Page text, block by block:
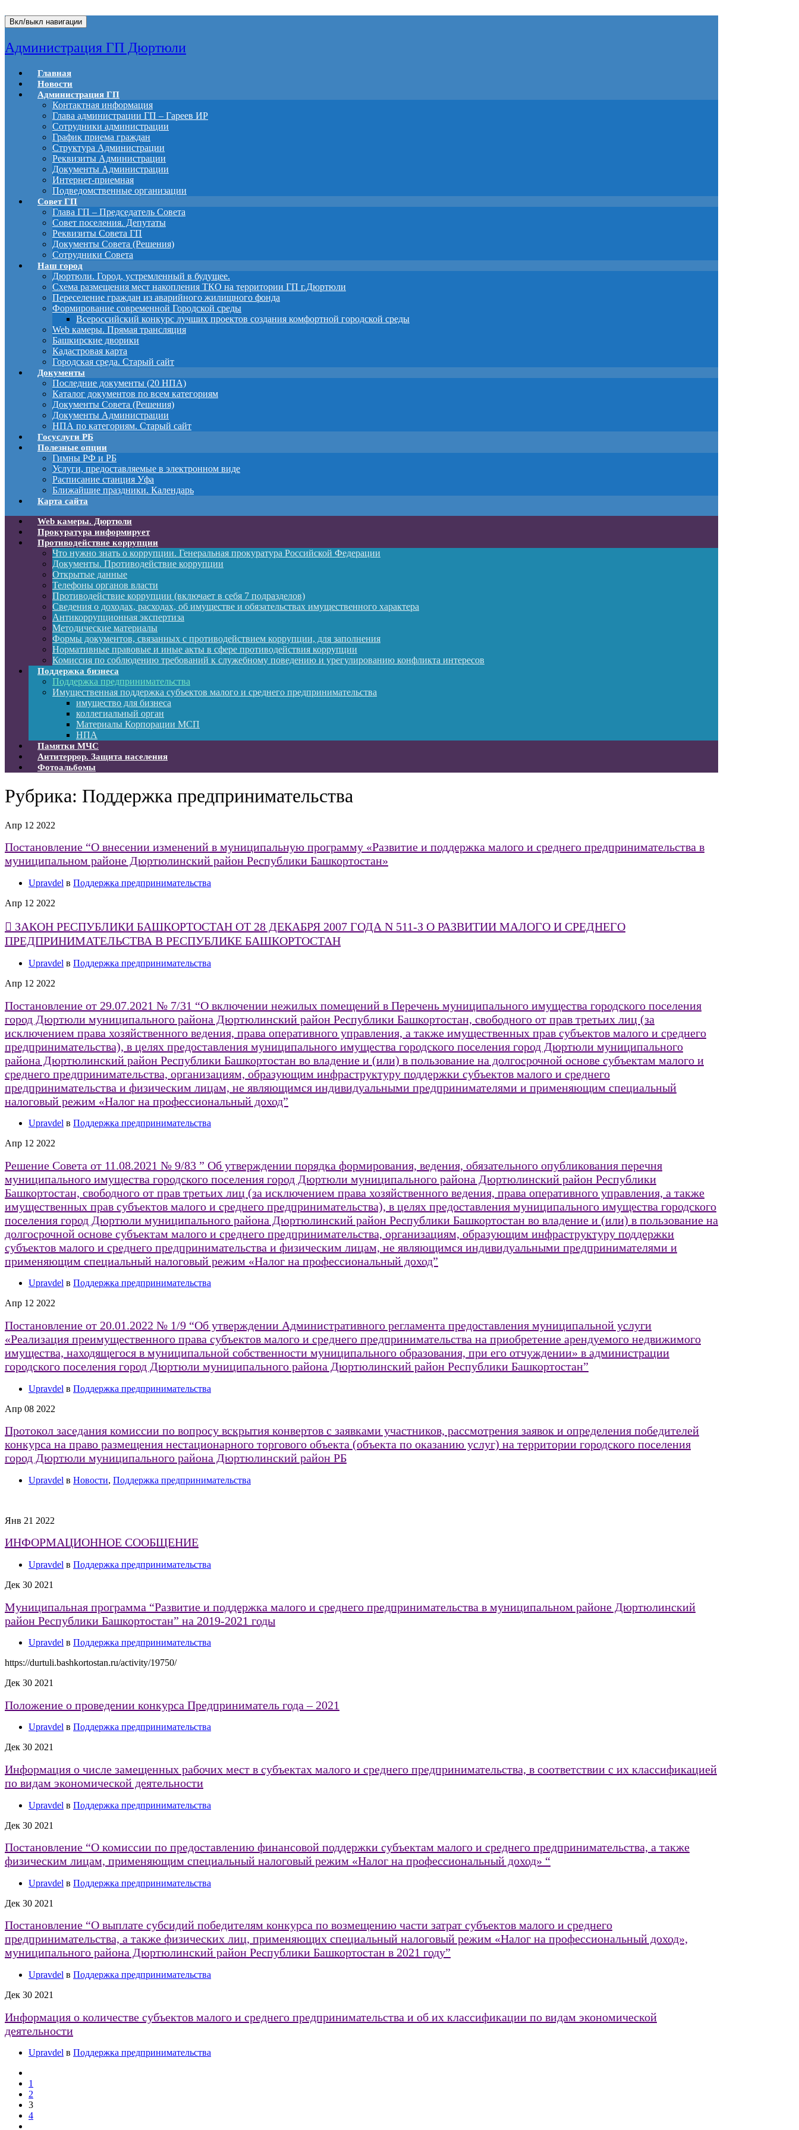
Вкл/выкл навигации
Администрация ГП Дюртюли
Главная
Новости
Администрация ГП
Контактная информация
Глава администрации ГП – Гареев ИР
Сотрудники администрации
График приема граждан
Структура Администрации
Реквизиты Администрации
Документы Администрации
Интернет-приемная
Подведомственные организации
Совет ГП
Глава ГП – Председатель Совета
Совет поселения. Депутаты
Реквизиты Совета ГП
Документы Совета (Решения)
Сотрудники Совета
Наш город
Дюртюли. Город, устремленный в будущее.
Схема размещения мест накопления ТКО на территории ГП г.Дюртюли
Переселение граждан из аварийного жилищного фонда
Формирование современной Городской среды
Всероссийский конкурс лучших проектов создания комфортной городской среды
Web камеры. Прямая трансляция
Башкирские дворики
Кадастровая карта
Городская среда. Старый сайт
Документы
Последние документы (20 НПА)
Каталог документов по всем категориям
Документы Совета (Решения)
Документы Администрации
НПА по категориям. Старый сайт
Госуслуги РБ
Полезные опции
Гимны РФ и РБ
Услуги, предоставляемые в электронном виде
Расписание станция Уфа
Ближайшие праздники. Календарь
Карта сайта
Web камеры. Дюртюли
Прокуратура информирует
Противодействие коррупции
Что нужно знать о коррупции. Генеральная прокуратура Российской Федерации
Документы. Противодействие коррупции
Открытые данные
Телефоны органов власти
Противодействие коррупции (включает в себя 7 подразделов)
Сведения о доходах, расходах, об имуществе и обязательствах имущественного характера
Антикоррупционная экспертиза
Методические материалы
Формы документов, связанных с противодействием коррупции, для заполнения
Нормативные правовые и иные акты в сфере противодействия коррупции
Комиссия по соблюдению требований к служебному поведению и урегулированию конфликта интересов
Поддержка бизнеса
Поддержка предпринимательства
Имущественная поддержка субъектов малого и среднего предпринимательства
имущество для бизнеса
коллегиальный орган
Материалы Корпорации МСП
НПА
Памятки МЧС
Антитеррор. Защита населения
Фотоальбомы
Рубрика: Поддержка предпринимательства
Апр 12 2022
Постановление “О внесении изменений в муниципальную программу «Развитие и поддержка малого и среднего предпринимательства в
муниципальном районе Дюртюлинский район Республики Башкортостан»
Upravdel в Поддержка предпринимательства
Апр 12 2022
 ЗАКОН РЕСПУБЛИКИ БАШКОРТОСТАН ОТ 28 ДЕКАБРЯ 2007 ГОДА N 511-З О РАЗВИТИИ МАЛОГО И СРЕДНЕГО
ПРЕДПРИНИМАТЕЛЬСТВА В РЕСПУБЛИКЕ БАШКОРТОСТАН
Upravdel в Поддержка предпринимательства
Апр 12 2022
Постановление от 29.07.2021 № 7/31 “О включении нежилых помещений в Перечень муниципального имущества городского поселения
город Дюртюли муниципального района Дюртюлинский район Республики Башкортостан, свободного от прав третьих лиц (за
исключением права хозяйственного ведения, права оперативного управления, а также имущественных прав субъектов малого и среднего
предпринимательства), в целях предоставления муниципального имущества городского поселения город Дюртюли муниципального
района Дюртюлинский район Республики Башкортостан во владение и (или) в пользование на долгосрочной основе субъектам малого и
среднего предпринимательства, организациям, образующим инфраструктуру поддержки субъектов малого и среднего
предпринимательства и физическим лицам, не являющимся индивидуальными предпринимателями и применяющим специальный
налоговый режим «Налог на профессиональный доход”
Upravdel в Поддержка предпринимательства
Апр 12 2022
Решение Совета от 11.08.2021 № 9/83 ” Об утверждении порядка формирования, ведения, обязательного опубликования перечня
муниципального имущества городского поселения город Дюртюли муниципального района Дюртюлинский район Республики
Башкортостан, свободного от прав третьих лиц (за исключением права хозяйственного ведения, права оперативного управления, а также
имущественных прав субъектов малого и среднего предпринимательства), в целях предоставления муниципального имущества городского
поселения город Дюртюли муниципального района Дюртюлинский район Республики Башкортостан во владение и (или) в пользование на
долгосрочной основе субъектам малого и среднего предпринимательства, организациям, образующим инфраструктуру поддержки
субъектов малого и среднего предпринимательства и физическим лицам, не являющимся индивидуальными предпринимателями и
применяющим специальный налоговый режим «Налог на профессиональный доход”
Upravdel в Поддержка предпринимательства
Апр 12 2022
Постановление от 20.01.2022 № 1/9 “Об утверждении Административного регламента предоставления муниципальной услуги
«Реализация преимущественного права субъектов малого и среднего предпринимательства на приобретение арендуемого недвижимого
имущества, находящегося в муниципальной собственности муниципального образования, при его отчуждении» в администрации
городского поселения город Дюртюли муниципального района Дюртюлинский район Республики Башкортостан”
Upravdel в Поддержка предпринимательства
Апр 08 2022
Протокол заседания комиссии по вопросу вскрытия конвертов с заявками участников, рассмотрения заявок и определения победителей
конкурса на право размещения нестационарного торгового объекта (объекта по оказанию услуг) на территории городского поселения
город Дюртюли муниципального района Дюртюлинский район РБ
Upravdel в Новости, Поддержка предпринимательства
Янв 21 2022
ИНФОРМАЦИОННОЕ СООБЩЕНИЕ
Upravdel в Поддержка предпринимательства
Дек 30 2021
Муниципальная программа “Развитие и поддержка малого и среднего предпринимательства в муниципальном районе Дюртюлинский
район Республики Башкортостан” на 2019-2021 годы
Upravdel в Поддержка предпринимательства
https://durtuli.bashkortostan.ru/activity/19750/
Дек 30 2021
Положение о проведении конкурса Предприниматель года – 2021
Upravdel в Поддержка предпринимательства
Дек 30 2021
Информация о числе замещенных рабочих мест в субъектах малого и среднего предпринимательства, в соответствии с их классификацией
по видам экономической деятельности
Upravdel в Поддержка предпринимательства
Дек 30 2021
Постановление “О комиссии по предоставлению финансовой поддержки субъектам малого и среднего предпринимательства, а также
физическим лицам, применяющим специальный налоговый режим «Налог на профессиональный доход» “
Upravdel в Поддержка предпринимательства
Дек 30 2021
Постановление “О выплате субсидий победителям конкурса по возмещению части затрат субъектов малого и среднего
предпринимательства, а также физических лиц, применяющих специальный налоговый режим «Налог на профессиональный доход»,
муниципального района Дюртюлинский район Республики Башкортостан в 2021 году”
Upravdel в Поддержка предпринимательства
Дек 30 2021
Информация о количестве субъектов малого и среднего предпринимательства и об их классификации по видам экономической
деятельности
Upravdel в Поддержка предпринимательства
1
2
3
4